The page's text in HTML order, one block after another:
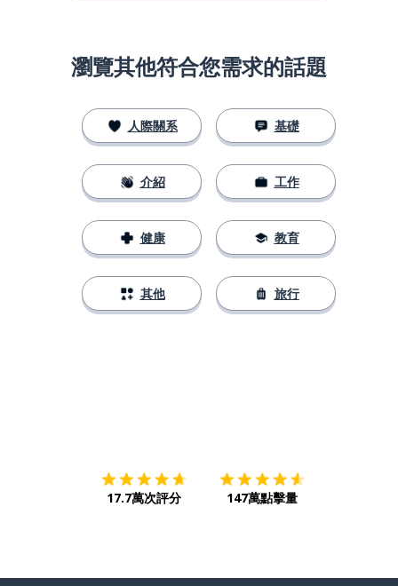
瀏覽其他符合您需求的話題
人際關系
介紹
健康
其他
基礎
工作
教育
旅行
17.7萬次評分 147萬點擊量